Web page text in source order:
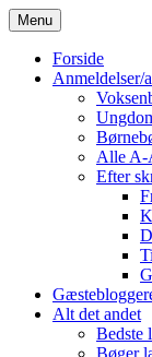
Skip
to
content
Menu
Forside
Anmeldelser/
Alle A-
Efter
Alt det andet
Bedste
Bøger